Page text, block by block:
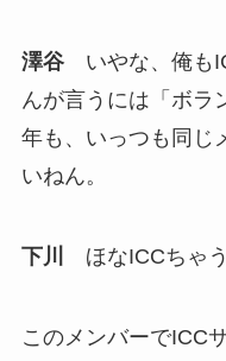
澤谷いやな、俺も
んが言うには「ボラ
年も、いっつも同じ
いねん。
下川 ほなICCちゃう
このメンバーでICC